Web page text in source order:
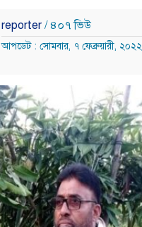
reporter / ৪০৭ ভিউ
আপডেট : সোমবার, ৭ ফেব্রুয়ারী, ২০২২